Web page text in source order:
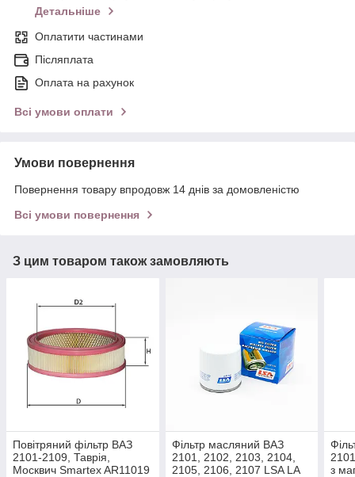
Детальніше
Оплатити частинами
Післяплата
Оплата на рахунок
Всі умови оплати
Умови повернення
Повернення товару впродовж 14 днів за домовленістю
Всі умови повернення
З цим товаром також замовляють
Повітряний фільтр ВАЗ
2101-2109, Таврія,
Москвич Smartex AR11019
Фільтр масляний ВАЗ
2101, 2102, 2103, 2104,
2105, 2106, 2107 LSA LA
з